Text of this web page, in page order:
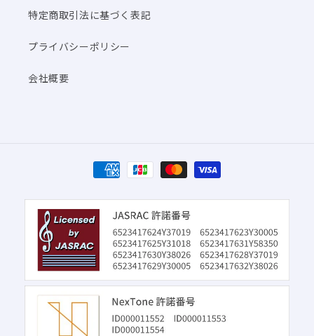
特定商取引法に基づく表記
プライバシーポリシー
会社概要
決
済
方
法